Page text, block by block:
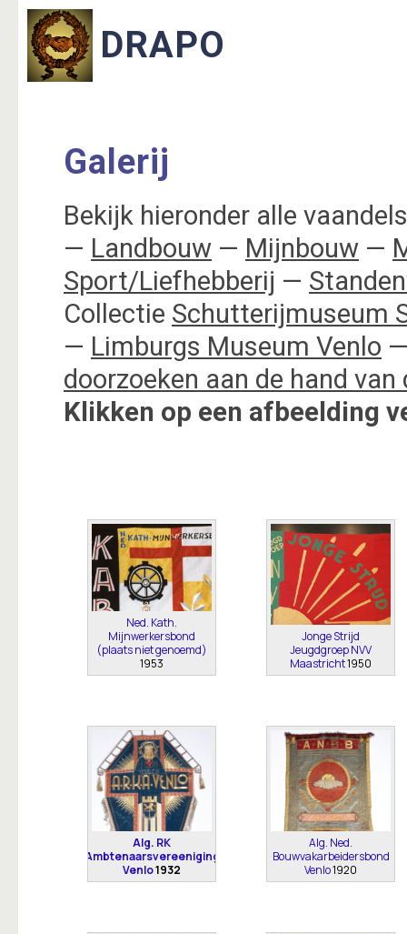
Galerij
Bekijk hieronder alle
— Landbouw — Mijnbouw —
Sport/Liefhebberij —
Collectie Schutterijmuseum
— Limburgs Museum Venlo
doorzoeken aan de hand van
Klikken op een afbeelding